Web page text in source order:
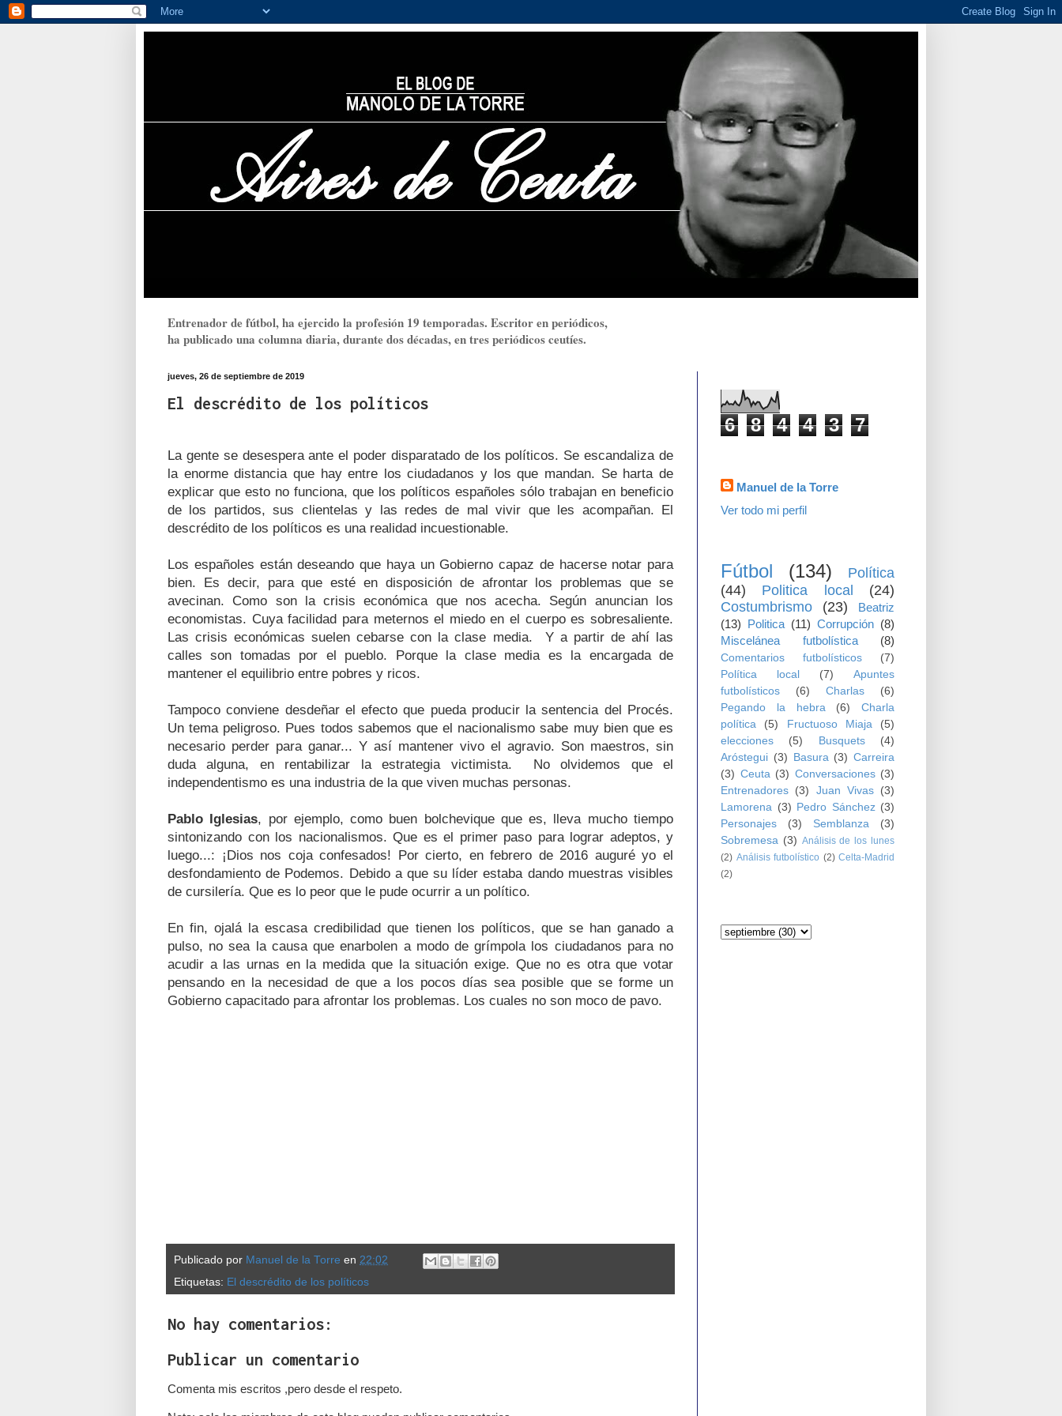
Entrenador de fútbol, ha ejercido la profesión 19 temporadas. Escritor en periódicos,
ha publicado una columna diaria, durante dos décadas, en tres periódicos ceutíes.
jueves, 26 de septiembre de 2019
El descrédito de los políticos
La gente se desespera ante el poder disparatado de los políticos. Se escandaliza de
la enorme distancia que hay entre los ciudadanos y los que mandan. Se harta de
explicar que esto no funciona, que los políticos españoles sólo trabajan en beneficio
de los partidos, sus clientelas y las redes de mal vivir que les acompañan. El
descrédito de los políticos es una realidad incuestionable.
Los españoles están deseando que haya un Gobierno capaz de hacerse notar para
bien. Es decir, para que esté en disposición de afrontar los problemas que se
avecinan. Como son la crisis económica que nos acecha. Según anuncian los
economistas. Cuya facilidad para meternos el miedo en el cuerpo es sobresaliente.
Las crisis económicas suelen cebarse con la clase media. Y a partir de ahí las
calles son tomadas por el pueblo. Porque la clase media es la encargada de
mantener el equilibrio entre pobres y ricos.
Tampoco conviene desdeñar el efecto que pueda producir la sentencia del Procés.
Un tema peligroso. Pues todos sabemos que el nacionalismo sabe muy bien que es
necesario perder para ganar... Y así mantener vivo el agravio. Son maestros, sin
duda alguna, en rentabilizar la estrategia victimista. No olvidemos que el
independentismo es una industria de la que viven muchas personas.
Pablo Iglesias, por ejemplo, como buen bolchevique que es, lleva mucho tiempo
sintonizando con los nacionalismos. Que es el primer paso para lograr adeptos, y
luego...: ¡Dios nos coja confesados! Por cierto, en febrero de 2016 auguré yo el
desfondamiento de Podemos. Debido a que su líder estaba dando muestras visibles
de cursilería. Que es lo peor que le pude ocurrir a un político.
En fin, ojalá la escasa credibilidad que tienen los políticos, que se han ganado a
pulso, no sea la causa que enarbolen a modo de grímpola los ciudadanos para no
acudir a las urnas en la medida que la situación exige. Que no es otra que votar
pensando en la necesidad de que a los pocos días sea posible que se forme un
Gobierno capacitado para afrontar los problemas. Los cuales no son moco de pavo.
Publicado por Manuel de la Torre en 22:02
Etiquetas: El descrédito de los políticos
No hay comentarios:
Publicar un comentario
Comenta mis escritos ,pero desde el respeto.
6 8 4 4 3 7
Manuel de la Torre
Ver todo mi perfil
Fútbol (134)
Política
(44)
Politica local
(24)
Costumbrismo
(23)
Beatriz
(13) Politica (11) Corrupción (8)
Miscelánea futbolística
(8)
Comentarios futbolísticos
(7)
Política local
(7)
Apuntes
futbolísticos
(6) Charlas
(6)
Pegando la hebra
(6)
Charla
política
(5) Fructuoso Miaja
(5)
elecciones
(5) Busquets
(4)
Aróstegui (3) Basura (3) Carreira
(3) Ceuta (3) Conversaciones (3)
Entrenadores (3) Juan Vivas
(3)
Lamorena (3) Pedro Sánchez (3)
Personajes
(3) Semblanza
(3)
Sobremesa (3) Análisis de los lunes
(2) Análisis futbolístico (2) Celta-Madrid
(2)